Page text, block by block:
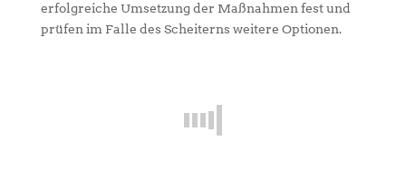
erfolgreiche Umsetzung der Maßnahmen fest und
prüfen im Falle des Scheiterns weitere Optionen.